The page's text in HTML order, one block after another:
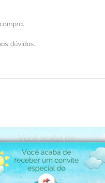
dúvidas.